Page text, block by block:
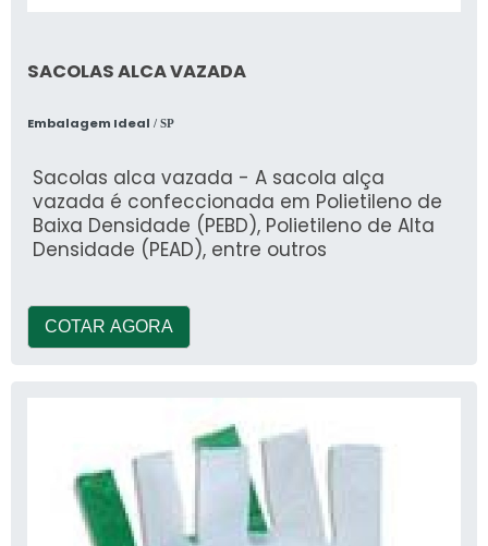
SACOLAS ALCA VAZADA
Embalagem Ideal / SP
Sacolas alca vazada - A sacola alça
vazada é confeccionada em Polietileno de
Baixa Densidade (PEBD), Polietileno de Alta
Densidade (PEAD), entre outros
COTAR AGORA